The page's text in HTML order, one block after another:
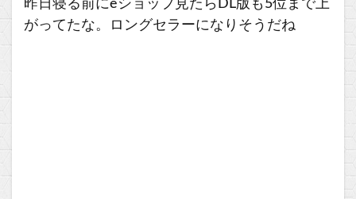
昨日寝る前にeショップ見たらDL版も5位まで上
がってたな。ロングセラーになりそうだね